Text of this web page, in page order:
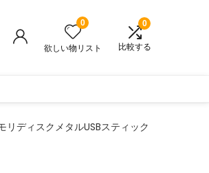
0
欲しい物リスト
0
比較する
リディスクメタルUSBスティック